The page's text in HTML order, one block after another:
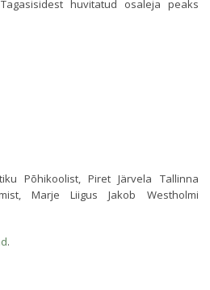
huvitatud osaleja peaks
Põhikoolist, Piret Järvela Tallinna
Marje Liigus Jakob Westholmi
.